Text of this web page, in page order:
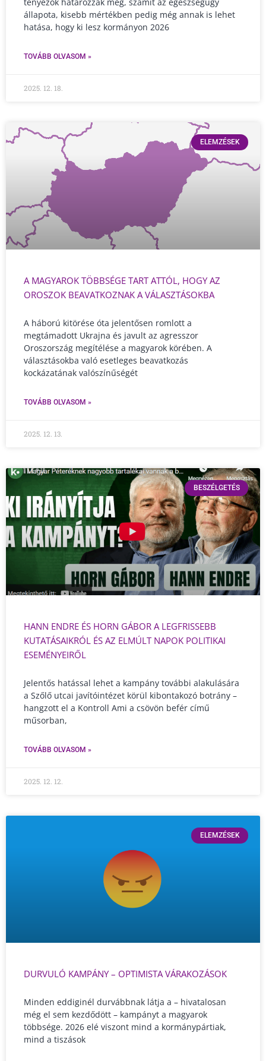
állapota, kisebb mértékben pedig még annak is lehet
hatása, hogy ki lesz kormányon 2026
TOVÁBB OLVASOM »
2025. 12. 18.
ELEMZÉSEK
A MAGYAROK TÖBBSÉGE TART ATTÓL, HOGY AZ
OROSZOK BEAVATKOZNAK A VÁLASZTÁSOKBA
A háború kitörése óta jelentősen romlott a
megtámadott Ukrajna és javult az agresszor
Oroszország megítélése a magyarok körében. A
választásokba való esetleges beavatkozás
kockázatának valószínűségét
TOVÁBB OLVASOM »
2025. 12. 13.
BESZÉLGETÉS
HANN ENDRE ÉS HORN GÁBOR A LEGFRISSEBB
KUTATÁSAIKRÓL ÉS AZ ELMÚLT NAPOK POLITIKAI
ESEMÉNYEIRŐL
Jelentős hatással lehet a kampány további alakulására
a Szőlő utcai javítóintézet körül kibontakozó botrány –
hangzott el a Kontroll Ami a csövön befér című
műsorban,
TOVÁBB OLVASOM »
2025. 12. 12.
ELEMZÉSEK
DURVULÓ KAMPÁNY – OPTIMISTA VÁRAKOZÁSOK
Minden eddiginél durvábbnak látja a – hivatalosan
még el sem kezdődött – kampányt a magyarok
többsége. 2026 elé viszont mind a kormánypártiak,
mind a tiszások